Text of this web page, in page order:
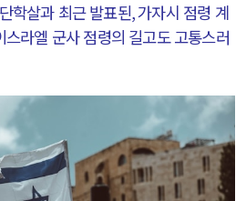
학살과 최근 발표된,가자시 점령 계
라엘 군사 점령의 길고도 고통스러